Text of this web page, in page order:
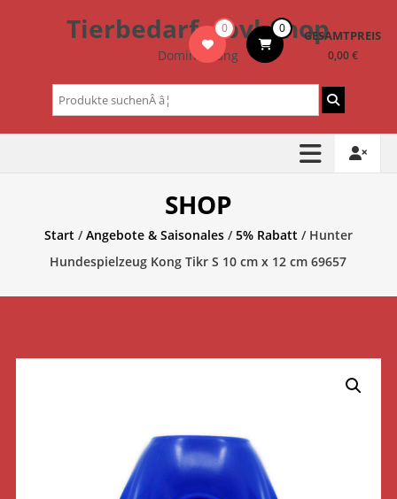
Tierbedarf – bvl-Shop
Dominik Lang
0 0 GESAMTPREIS
0,00 €
Suchen
nach:
SHOP
Start/Angebote & Saisonales/5% Rabatt/ Hunter
Hundespielzeug Kong Tikr S 10 cm x 12 cm 69657